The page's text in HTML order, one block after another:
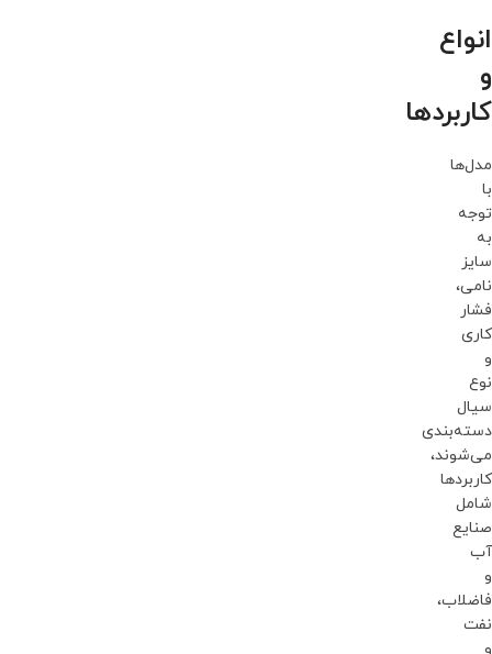
انواع
و
کاربردها
مدل‌ها
با
توجه
به
سایز
نامی،
فشار
کاری
و
نوع
سیال
دسته‌بندی
می‌شوند،
کاربردها
شامل
صنایع
آب
و
فاضلاب،
نفت
و